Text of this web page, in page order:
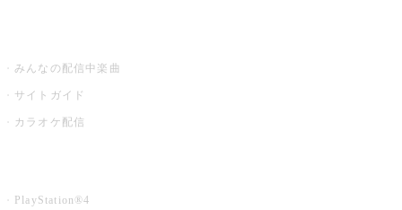
みんなの配信中楽曲
サイトガイド
カラオケ配信
PlayStation®4